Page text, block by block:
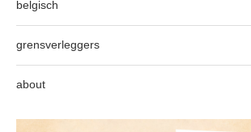
belgisch
grensverleggers
about